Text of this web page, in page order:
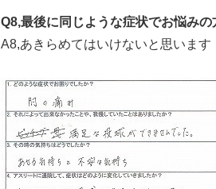
Q8,最後に同じような症状でお悩みの
A8,あきらめてはいけないと思います